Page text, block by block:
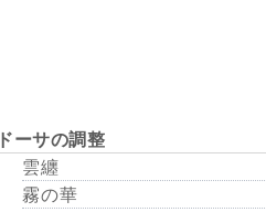
ドーサの調整
雲纏
霧の華